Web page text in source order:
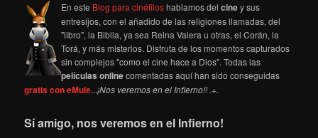
En este Blog para cinéfiloshablamos delciney sus
entresijos, con el añadido de las religiones llamadas, del
"libro", la Biblia, ya sea Reina Valera u otras, el Corán, la
Torá, y más misterios. Disfruta de los momentos capturados
sin complejos "como el cine hace a Dios". Todas las
películas onlinecomentadas aquí han sido conseguidas
gratis con eMule...¡Nos veremos en el Infierno!! .+.
Sí amigo, nos veremos en el Infierno!